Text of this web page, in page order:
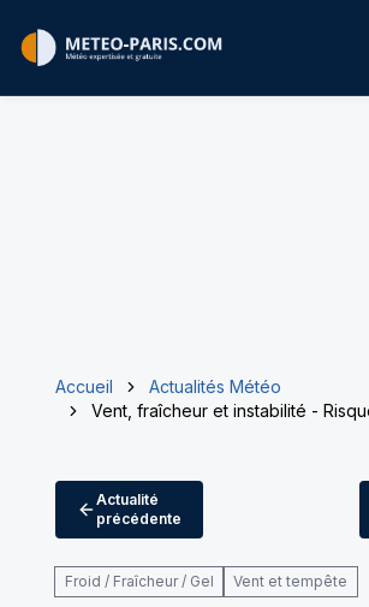
Accueil
Actualités Météo
Vent, fraîcheur et instabilité -
Actualité
précédente
Froid / Fraîcheur / Gel Vent et tempête